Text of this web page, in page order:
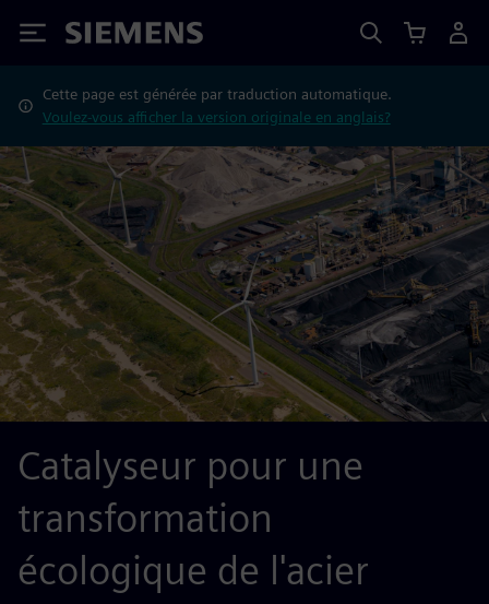
Siemens
Cette page est générée par traduction automatique.
Voulez-vous afficher la version originale en anglais?
Catalyseur pour une
transformation
écologique de l'acier